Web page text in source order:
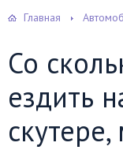
Главная
Со
ездить